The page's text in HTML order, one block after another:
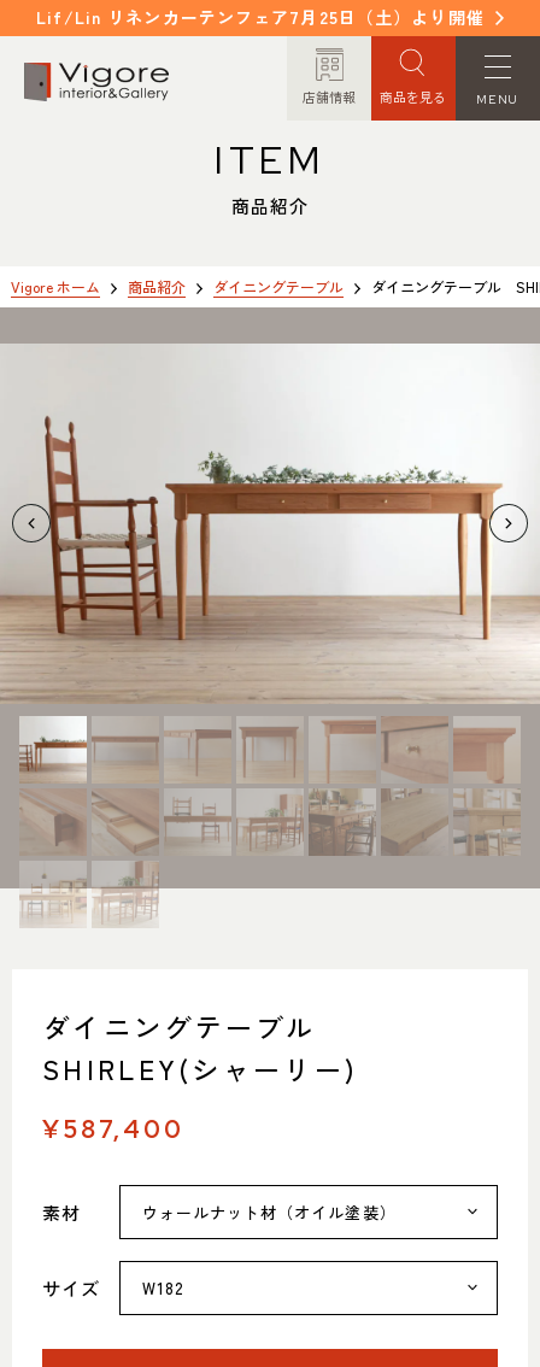
Lif/Lin リネンカーテンフェア7月25日（土）より開催
店舗情報 商品を見る MENU
イベント/ニュース
CONCEPT
ITEM
商品紹介
WORKS
よくあるご質問
COLUMN
SHOP INFO
店舗情報
NAKAGAWA
中川店
MEITO
オーダーメイド
PRIVACY POLICY
プライバシーポリシー
TRANSACTION
特定商取引法に基づく表記
定休日
水曜日（祝日は営業）
052-361-5551
名東店
住所
〒465-0057 名古屋市名東区陸
前町26
Google map
営業時間 平日 11：00～18：00
ITEM
商品紹介
Vigore ホーム 商品紹介 ダイニングテーブル ダイニングテーブル
ダイニングテーブル
SHIRLEY(シャーリー)
¥587,400
素材
サイズ